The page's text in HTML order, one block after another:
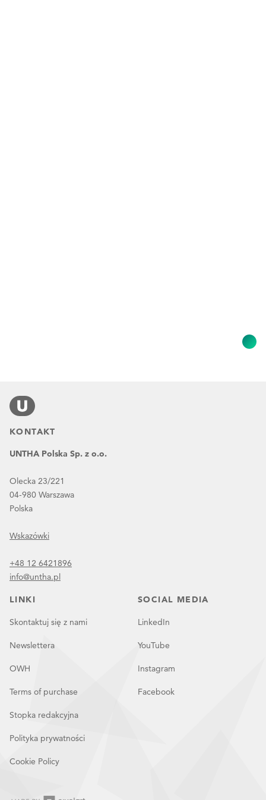
KONTAKT
UNTHA Polska Sp. z o.o.
Olecka 23/221
04-980 Warszawa
Polska
Wskazówki
+48 12 6421896
info@untha.pl
LINKI
Skontaktuj się z nami
Newslettera
OWH
Terms of purchase
Stopka redakcyjna
Polityka prywatności
Cookie Policy
SOCIAL MEDIA
LinkedIn
YouTube
Instagram
Facebook